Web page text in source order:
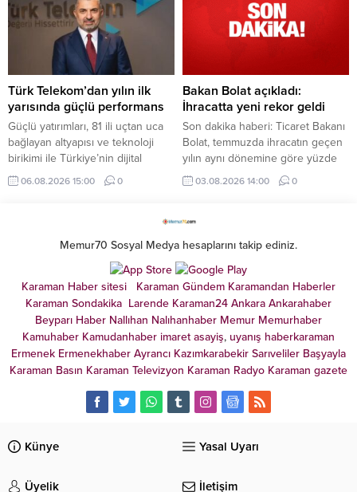
muhafaza ettiği fiziki depolama
noktalarını da çeşitlendirmeyi
hedefliyor.
Türk Telekom’dan yılın ilk
yarısında güçlü performans
Güçlü yatırımları, 81 ili uçtan uca
bağlayan altyapısı ve teknoloji
birikimi ile Türkiye’nin dijital
dönüşümüne öncülük eden Türk
Telekom, 2026 yılı ikinci çeyrek
06.08.2026 15:00 0
Bakan Bolat açıkladı:
İhracatta yeni rekor geldi
Son dakika haberi: Ticaret Bakanı
Bolat, temmuzda ihracatın geçen
yılın aynı dönemine göre yüzde
2,9 artarak 25,6 milyar dolara
ulaştığını ve en yüksek temmuz
bildirdi.
03.08.2026 14:00 0
Memur70 Sosyal Medya hesaplarını takip ediniz.
Karaman Haber sitesi Karaman Gündem Karamandan Haberler
Karaman Sondakika Larende Karaman24 Ankara Ankarahaber
Beyparı Haber Nallıhan Nalıhanhaber Memur Memurhaber
Kamuhaber Kamudanhaber imaret asayiş, uyanış haberkaraman
Ermenek Ermenekhaber Ayrancı Kazımkarabekir Sarıveliler Başyayla
Karaman Basın Karaman Televizyon Karaman Radyo Karaman gazete
Künye Yasal Uyarı
Üyelik İletişim